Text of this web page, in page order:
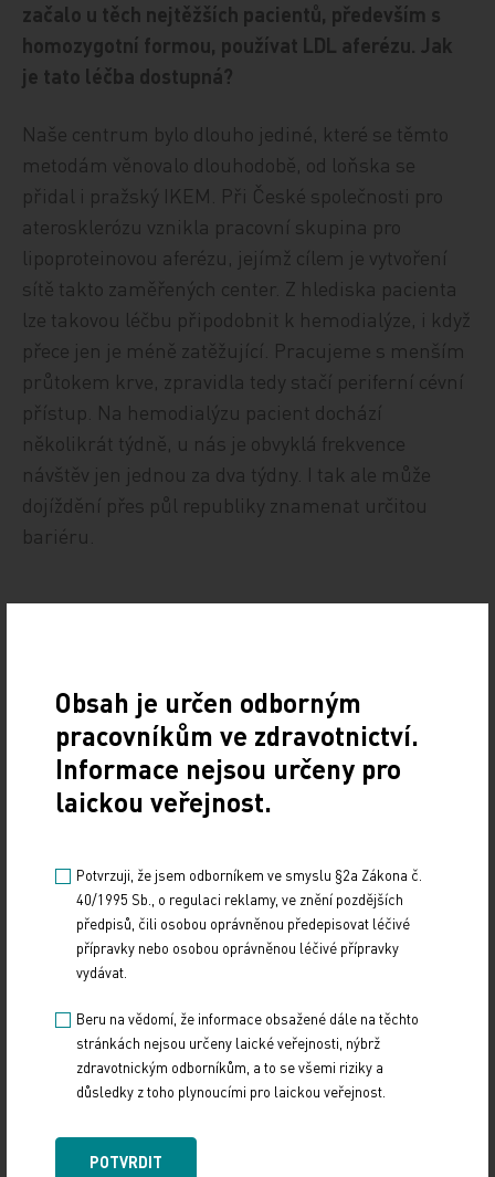
začalo u těch nejtěžších pacientů, především s
homozygotní formou, používat LDL aferézu. Jak
je tato léčba dostupná?
Naše centrum bylo dlouho jediné, které se těmto
metodám věnovalo dlouhodobě, od loňska se
přidal i pražský IKEM. Při České společnosti pro
aterosklerózu vznikla pracovní skupina pro
lipoproteinovou aferézu, jejímž cílem je vytvoření
sítě takto zaměřených center. Z hlediska pacienta
lze takovou léčbu připodobnit k hemodialýze, i když
přece jen je méně zatěžující. Pracujeme s menším
průtokem krve, zpravidla tedy stačí periferní cévní
přístup. Na hemodialýzu pacient dochází
několikrát týdně, u nás je obvyklá frekvence
návštěv jen jednou za dva týdny. I tak ale může
dojíždění přes půl republiky znamenat určitou
bariéru.
Můžeme říci, že v celé kohortě nemocných léčených
v průběhu dvaceti let lipoproteinovou aferézou
nikdo nezemřel, všichni zůstávají v naší péči
narůstajícím věkem začalo být dojíždění příliš
náročné. Za těchto okolností samozřejmě vznikají
velmi blízké vazby mezi nemocnými a personálem.
Pacienti k nám přicházejí již třeba patnáctiletí.
Jednu mladou ženu s homozygotní formou
onemocnění jsme díky tomuto programu úspěšně
provedli těhotenstvím. Narodil se jí chlapec, který s
největší pravděpodobností bude heterozygot,
dítě.
Obsah je určen odborným
pracovníkům ve zdravotnictví.
Informace nejsou určeny pro
laickou veřejnost.
Potvrzuji, že jsem odborníkem ve smyslu §2a Zákona č.
40/1995 Sb., o regulaci reklamy, ve znění pozdějších
předpisů, čili osobou oprávněnou předepisovat léčivé
přípravky nebo osobou oprávněnou léčivé přípravky
vydávat.
Beru na vědomí, že informace obsažené dále na těchto
stránkách nejsou určeny laické veřejnosti, nýbrž
zdravotnickým odborníkům, a to se všemi riziky a
důsledky z toho plynoucími pro laickou veřejnost.
POTVRDIT